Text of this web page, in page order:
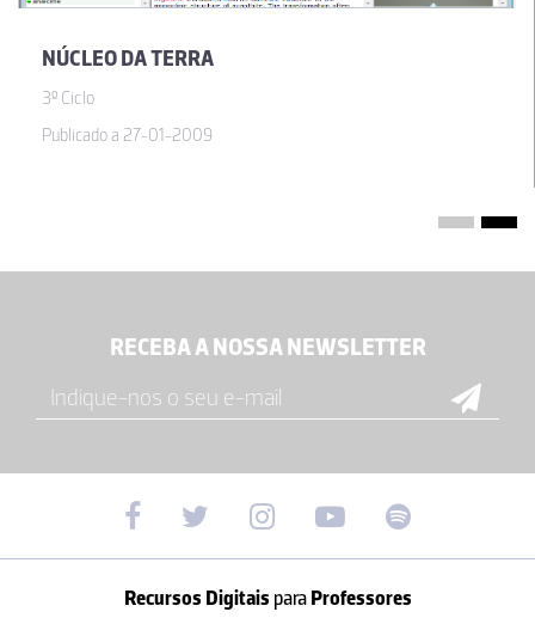
Maria do Carmo Matado Pato Alvarinho
NÚCLEO DA TERRA
3º Ciclo
Publicado a 27-01-2009
RECEBA A NOSSA NEWSLETTER
Recursos Digitais paraProfessores